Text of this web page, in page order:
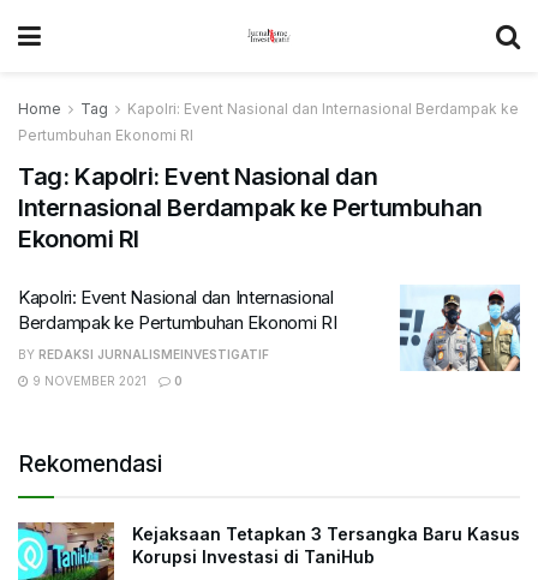
Home Tag
Kapolri: Event Nasional dan Internasional Berdampak ke
Pertumbuhan Ekonomi RI
Tag: Kapolri: Event Nasional dan
Internasional Berdampak ke Pertumbuhan
Ekonomi RI
Kapolri: Event Nasional dan Internasional
Berdampak ke Pertumbuhan Ekonomi RI
BY REDAKSI JURNALISMEINVESTIGATIF
9 NOVEMBER 2021
0
Rekomendasi
Kejaksaan Tetapkan 3 Tersangka Baru Kasus
Korupsi Investasi di TaniHub